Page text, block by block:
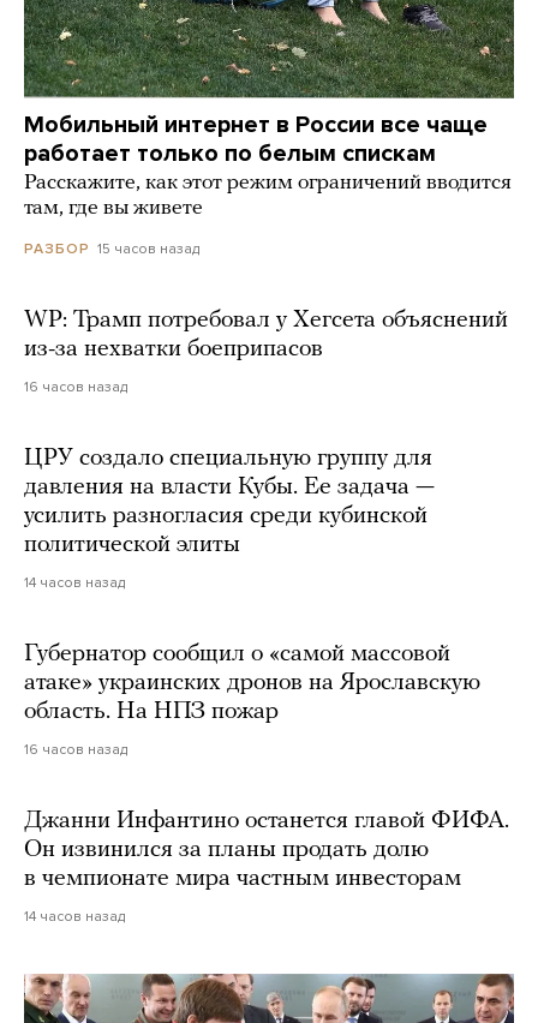
Мобильный интернет в России все чаще
работает только по белым спискам
Расскажите, как этот режим ограничений вводится
там, где вы живете
РАЗБОР 15 часов назад
WP: Трамп потребовал у Хегсета объяснений
из-за нехватки боеприпасов
16 часов назад
ЦРУ создало специальную группу для
давления на власти Кубы. Ее задача —
усилить разногласия среди кубинской
политической элиты
14 часов назад
Губернатор сообщил о «самой массовой
атаке» украинских дронов на Ярославскую
область. На НПЗ пожар
16 часов назад
Джанни Инфантино останется главой ФИФА.
Он извинился за планы продать долю
в чемпионате мира частным инвесторам
14 часов назад